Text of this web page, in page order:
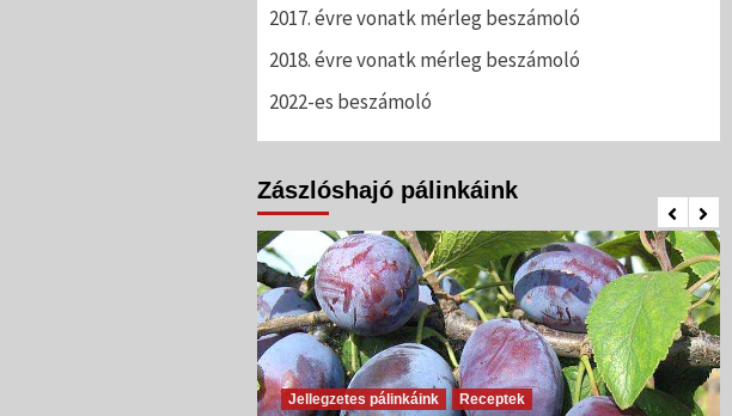
2017. évre vonatk mérleg beszámoló
2018. évre vonatk mérleg beszámoló
2022-es beszámoló
Zászlóshajó pálinkáink
Jellegzetes pálinkáink Receptek